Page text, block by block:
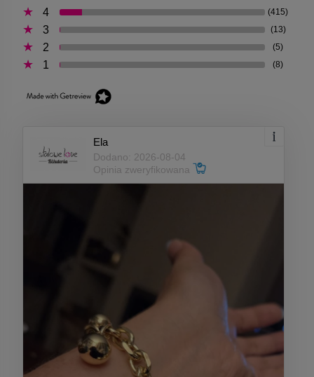
4 (415)
3 (13)
2 (5)
1 (8)
Ela
Dodano: 2026-08-04
Opinia zweryfikowana